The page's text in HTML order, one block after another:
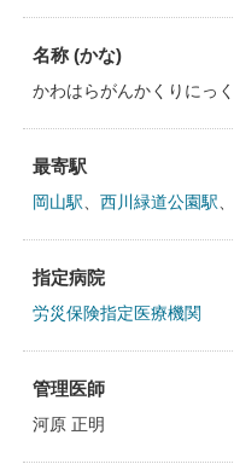
名称 (かな)
かわはらがんかくりにっく
最寄駅
岡山駅 西川緑道公園駅
指定病院
労災保険指定医療機関
管理医師
河原 正明